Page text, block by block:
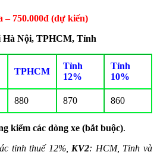
– 750.000đ (dự kiến)
Hà Nội, TPHCM, Tỉnh
TPHCM
Tỉnh
12%
Tỉnh
10%
880 870 860
kiểm các dòng xe (bắt buộc).
tỉnh thuế 12%, KV2: HCM, Tỉnh và